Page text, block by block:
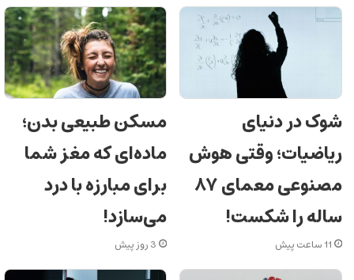
شوک در دنیای
ریاضیات؛ وقتی هوش
مصنوعی معمای ۸۷
ساله را شکست!
11 ساعت پیش
مسکن طبیعی بدن؛
ماده‌ای که مغز شما
برای مبارزه با درد
می‌سازد!
3 روز پیش